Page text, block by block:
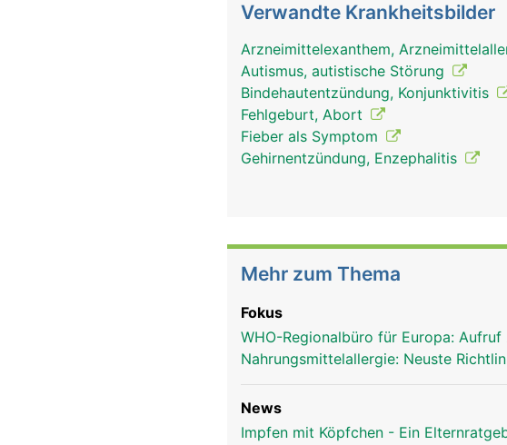
Verwandte Krankheitsbilder
Arzneimittelexanthem,
Autismus, autistische Störung
Bindehautentzündung, Konjunktivitis
Fehlgeburt, Abort
Fieber als Symptom
Gehirnentzündung, Enzephalitis
Mehr zum Thema
Fokus
WHO-Regionalbüro für Europa:
Nahrungsmittelallergie: Neuste
News
Impfen mit Köpfchen - Ein